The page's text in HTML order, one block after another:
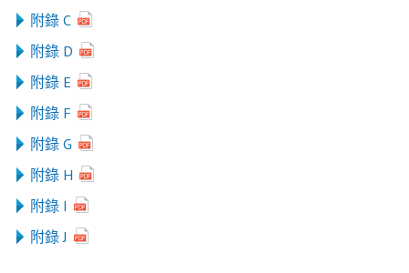
附錄 C
附錄 D
附錄 E
附錄 F
附錄 G
附錄 H
附錄 I
附錄 J